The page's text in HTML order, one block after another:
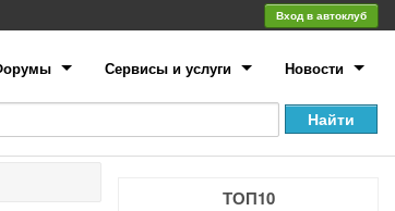
Вход в автоклуб
Сервисы и услуги Новости
ТОП10